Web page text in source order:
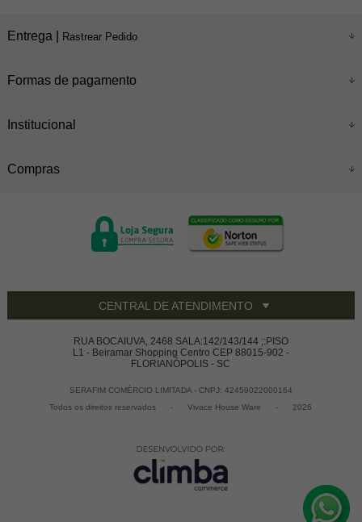
Entrega | Rastrear Pedido
Formas de pagamento
Institucional
Compras
CENTRAL DE ATENDIMENTO
RUA BOCAIUVA, 2468 SALA:142/143/144 ;:PISO
L1 - Beiramar Shopping Centro CEP 88015-902 -
FLORIANÓPOLIS - SC
SERAFIM COMÉRCIO LIMITADA - CNPJ: 42459022000164
Todos os direitos reservados
- Vivace House Ware - 2026